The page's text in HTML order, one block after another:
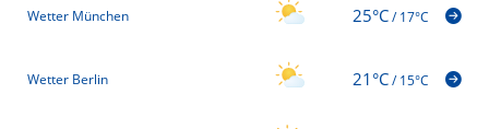
Wetter München 25°C/17°C
Wetter Berlin 21°C/15°C